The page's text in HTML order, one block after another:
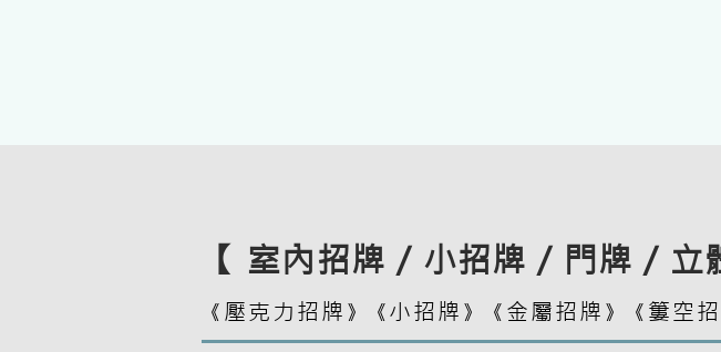
【 室內招牌 / 小招牌 / 門牌 / 立
《 壓克力招牌 》《小招牌 》《 金屬招牌 》《 簍空